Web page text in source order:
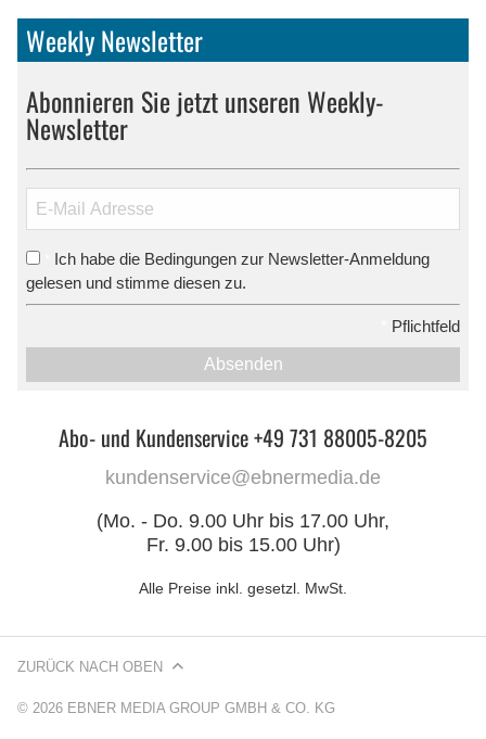
Weekly Newsletter
Abonnieren Sie jetzt unseren Weekly-
Newsletter
Ich habe die Bedingungen zur Newsletter-Anmeldung
gelesen und stimme diesen zu.
Pflichtfeld
Absenden
Abo- und Kundenservice +49 731 88005-8205
kundenservice@ebnermedia.de
(Mo. - Do. 9.00 Uhr bis 17.00 Uhr,
Fr. 9.00 bis 15.00 Uhr)
Alle Preise inkl. gesetzl. MwSt.
© 2026 EBNER MEDIA GROUP GMBH & CO. KG
ZURÜCK NACH OBEN